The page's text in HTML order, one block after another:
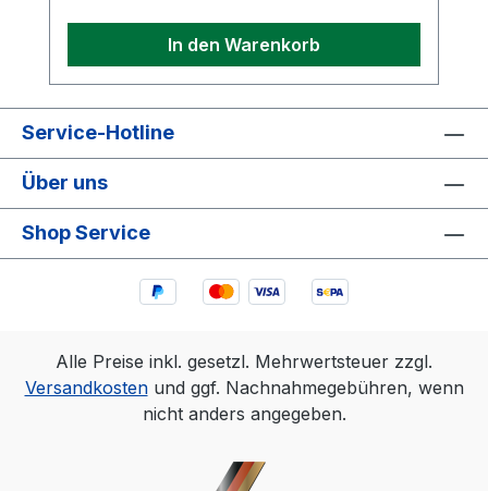
In den Warenkorb
Service-Hotline
Über uns
Shop Service
Alle Preise inkl. gesetzl. Mehrwertsteuer zzgl.
Versandkostenund ggf. Nachnahmegebühren, wenn
nicht anders angegeben.